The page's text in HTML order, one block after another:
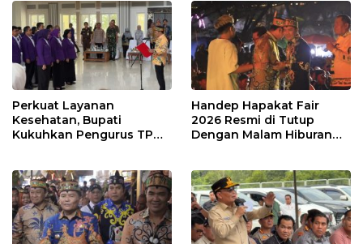
Perkuat Layanan
Kesehatan, Bupati
Kukuhkan Pengurus TP
Handep Hapakat Fair
2026 Resmi di Tutup
Dengan Malam Hiburan